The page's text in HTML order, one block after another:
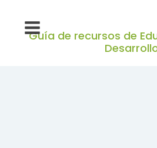
Guía de recursos de